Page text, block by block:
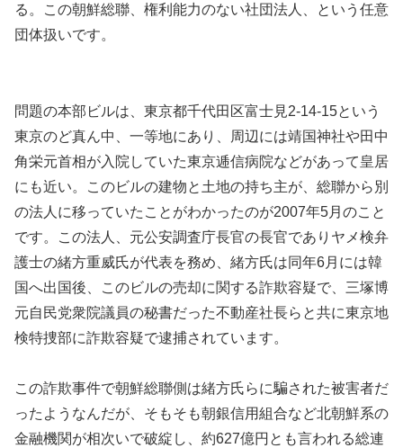
る。この朝鮮総聯、権利能力のない社団法人、という任意
団体扱いです。
問題の本部ビルは、東京都千代田区富士見2-14-15という
東京のど真ん中、一等地にあり、周辺には靖国神社や田中
角栄元首相が入院していた東京逓信病院などがあって皇居
にも近い。このビルの建物と土地の持ち主が、総聯から別
の法人に移っていたことがわかったのが2007年5月のこと
です。この法人、元公安調査庁長官の長官でありヤメ検弁
護士の緒方重威氏が代表を務め、緒方氏は同年6月には韓
国へ出国後、このビルの売却に関する詐欺容疑で、三塚博
元自民党衆院議員の秘書だった不動産社長らと共に東京地
検特捜部に詐欺容疑で逮捕されています。
この詐欺事件で朝鮮総聯側は緒方氏らに騙された被害者だ
ったようなんだが、そもそも朝銀信用組合など北朝鮮系の
金融機関が相次いで破綻し、約627億円とも言われる総連